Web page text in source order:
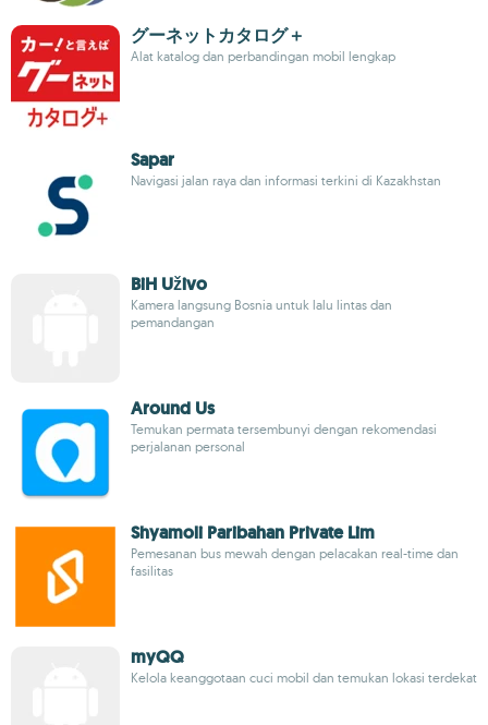
グーネットカタログ＋
Alat katalog dan perbandingan mobil lengkap
Sapar
Navigasi jalan raya dan informasi terkini di Kazakhstan
BiH Uživo
Kamera langsung Bosnia untuk lalu lintas dan
pemandangan
Around Us
Temukan permata tersembunyi dengan rekomendasi
perjalanan personal
Shyamoli Paribahan Private Lim
Pemesanan bus mewah dengan pelacakan real-time dan
fasilitas
myQQ
Kelola keanggotaan cuci mobil dan temukan lokasi terdekat